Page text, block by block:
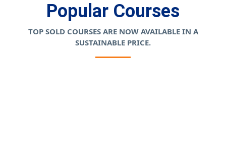
Popular Courses
TOP SOLD COURSES ARE NOW AVAILABLE IN A
SUSTAINABLE PRICE.